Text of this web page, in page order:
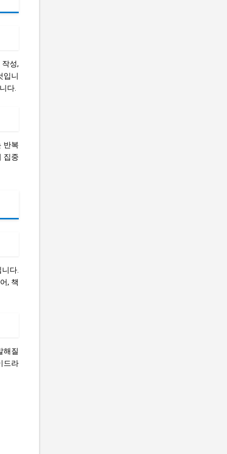
성,
니
다.
반복
집중
다.
, 책
해질
드라